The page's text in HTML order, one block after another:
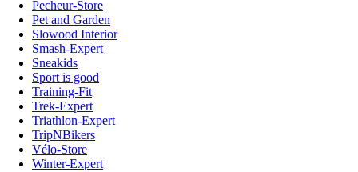
Pecheur-Store
Pet and Garden
Slowood Interior
Smash-Expert
Sneakids
Sport is good
Training-Fit
Trek-Expert
Triathlon-Expert
TripNBikers
Vélo-Store
Winter-Expert